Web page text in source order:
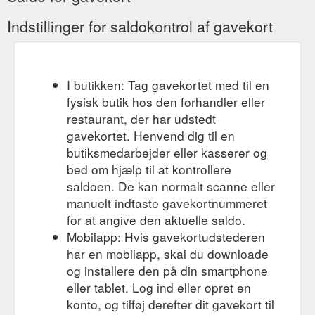
Ansprechend, individuell & perfekt. 5 Erfahrungsberichte.
Kostenlose Lieferung ab 29,90 €. Kostenlose Hotline: 0800 55
66 40 533.https://www.ecco-verde.de/ecco-verde/geburtstag-
beachten Sie, dass pro Bestellung nur EIN Gutschein in
Auftrag gegeben werden kann. Bei der elektronischen
Übermittlung des Gutscheins kann es zu Wartezeiten mit bis
zu 15 Minuten kommen. Sollten Sie nach Ablauf der 15
Minuten keine E-Mail erhalten haben, kontrollieren Sie bitte
Ihre E-Mail Adresse oder kontaktieren Sie unseren
Kundendienst.https://www.ecco-verde.de/ecco-verde/nicest-
wishes-gutschein-zum-selber-ausdrucken
Ecco Verde I Love You! - Geschenk-Gutschein, 10 g - Ecco ...
Gutschein kaufen; Sie haben die Wahl: Lassen Sie sich den
Gutschein ganz bequem zu Ihnen nach Hause oder direkt an
Ihren Beschenkten senden. Die Gutscheine bestehen
außerdem aus umweltfreundlichem Recyclingpapier. Jeder
Gutschein ist mit einem Gutschein-Code versehen, der bei der
Bestellung im Warenkorb eingelöst werden kann.
Indstillinger for saldokontrol af gavekort
I butikken: Tag gavekortet med til en
fysisk butik hos den forhandler eller
restaurant, der har udstedt
gavekortet. Henvend dig til en
butiksmedarbejder eller kasserer og
bed om hjælp til at kontrollere
saldoen. De kan normalt scanne eller
manuelt indtaste gavekortnummeret
for at angive den aktuelle saldo.
Mobilapp: Hvis gavekortudstederen
har en mobilapp, skal du downloade
og installere den på din smartphone
eller tablet. Log ind eller opret en
konto, og tilføj derefter dit gavekort til